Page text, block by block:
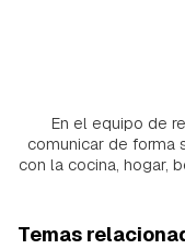
En el equipo de
comunicar de forma
con la cocina, hogar,
Temas